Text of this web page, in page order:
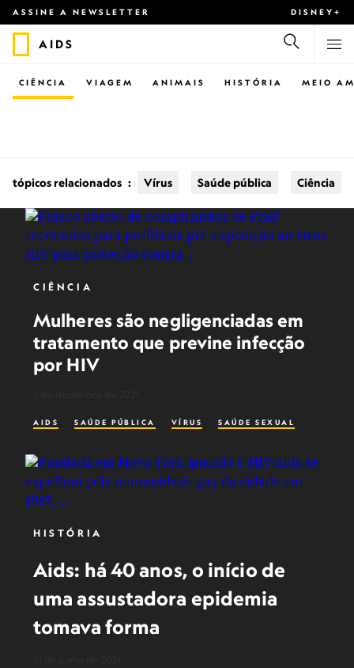
ASSINE A NEWSLETTER DISNEY+
AIDS
CIÊNCIA VIAGEM ANIMAIS HISTÓRIA MEIO
tópicos relacionados : Vírus Saúde pública Ciência
CIÊNCIA
Mulheres são negligenciadas em
tratamento que previne infecção
por HIV
AIDS SAÚDE PÚBLICA VÍRUS SAÚDE SEXUAL
HISTÓRIA
Aids: há 40 anos, o início de
uma assustadora epidemia
tomava forma